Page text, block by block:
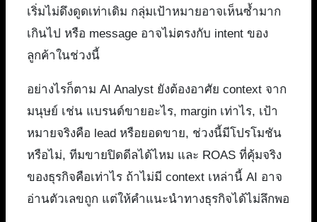
เริ่มไม่ดึงดูดเท่าเดิม กลุ่มเป้าหมายอาจเห็นซ้ำมาก
เกินไป หรือ message อาจไม่ตรงกับ intent ของ
ลูกค้าในช่วงนี้
อย่างไรก็ตาม AI Analyst ยังต้องอาศัย context จาก
มนุษย์ เช่น แบรนด์ขายอะไร, margin เท่าไร, เป้า
หมายจริงคือ lead หรือยอดขาย, ช่วงนี้มีโปรโมชัน
หรือไม่, ทีมขายปิดดีลได้ไหม และ ROAS ที่คุ้มจริง
ของธุรกิจคือเท่าไร ถ้าไม่มี context เหล่านี้ AI อาจ
อ่านตัวเลขถูก แต่ให้คำแนะนำทางธุรกิจได้ไม่ลึกพอ